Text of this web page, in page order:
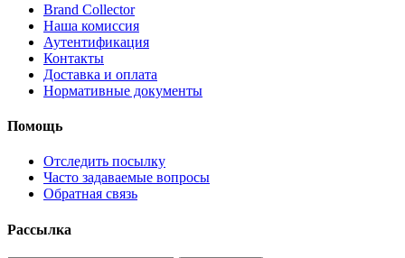
Brand Collector
Наша комиссия
Аутентификация
Контакты
Доставка и оплата
Нормативные документы
Помощь
Отследить посылку
Часто задаваемые вопросы
Обратная связь
Рассылка